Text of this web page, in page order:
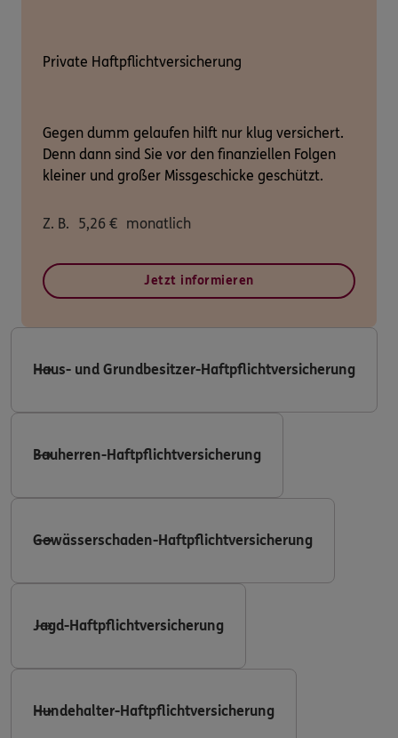
Private Haftpflichtversicherung
Gegen dumm gelaufen hilft nur klug versichert.
Denn dann sind Sie vor den finanziellen Folgen
kleiner und großer Missgeschicke geschützt.
Z. B. 5,26 € monatlich
Jetzt informieren
Haus- und Grundbesitzer-Haftpflichtversicherung
Bauherren-Haftpflichtversicherung
Gewässerschaden-Haftpflichtversicherung
Jagd-Haftpflichtversicherung
Hundehalter-Haftpflichtversicherung